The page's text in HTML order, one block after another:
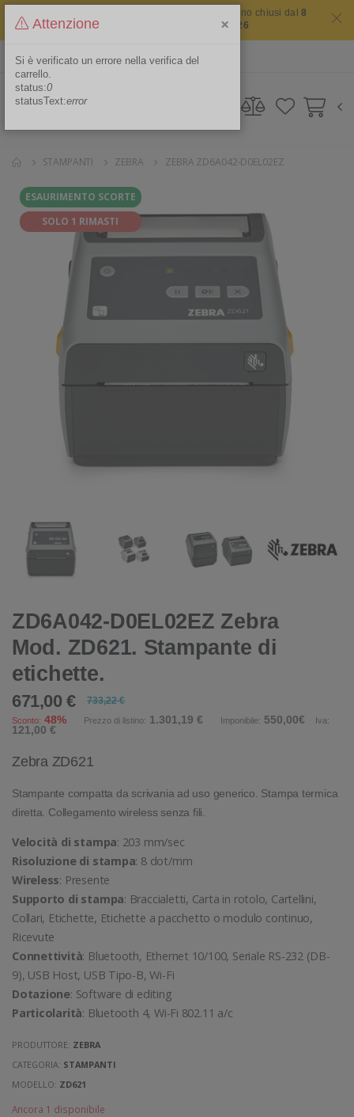
Il sito non chiude mai ma i nostri uffici saranno chiusi dal8
agosto 2026 al 16 agosto 2026
Area Riservata
STAMPANTI ZEBRA ZEBRA ZD6A042-D0EL02EZ
ESAURIMENTO SCORTE
SOLO 1 RIMASTI
ZD6A042-D0EL02EZ Zebra
Mod. ZD621. Stampante di
etichette.
671,00 € 733,22 €
Sconto: 48% Prezzo di listino: 1.301,19 € Imponibile: 550,00€ Iva:
121,00 €
Zebra ZD621
Stampante compatta da scrivania ad uso generico. Stampa termica
diretta. Collegamento wireless senza fili.
Velocità di stampa: 203 mm/sec
Risoluzione di stampa: 8 dot/mm
Wireless: Presente
Supporto di stampa: Braccialetti, Carta in rotolo, Cartellini,
Collari, Etichette, Etichette a pacchetto o modulo continuo,
Ricevute
Connettività: Bluetooth, Ethernet 10/100, Seriale RS-232 (DB-
9), USB Host, USB Tipo-B, Wi-Fi
Dotazione: Software di editing
Particolarità: Bluetooth 4, Wi-Fi 802.11 a/c
PRODUTTORE: ZEBRA
CATEGORIA: STAMPANTI
MODELLO: ZD621
Ancora 1 disponibile
Attenzione ×
Si è verificato un errore nella verifica del
carrello.
status:0
statusText:error